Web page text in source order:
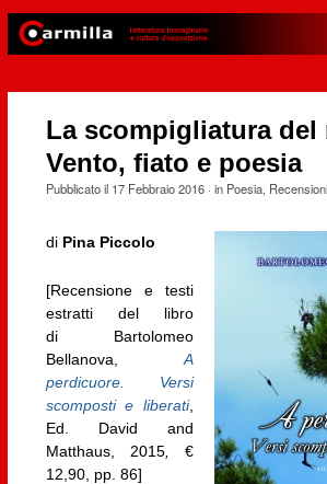
La scompigliatura del
Vento, fiato e poesia
Pubblicato il 17 Febbraio 2016· in Poesia, Recensioni
di Pina Piccolo
[Recensione e testi
estratti del libro
di Bartolomeo
Bellanova, A
perdicuore. Versi
scomposti e liberati,
Ed. David and
Matthaus, 2015, €
12,90, pp. 86]